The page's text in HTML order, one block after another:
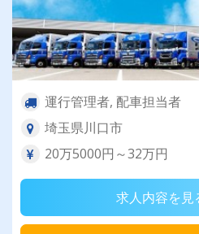
運行管理者, 配車担当者
埼玉県川口市
20万5000円～32万円
求人内容を見